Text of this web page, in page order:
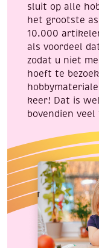
sluit op alle
het grootste
10.000
als voordeel
zodat u niet
hoeft te
keer! Dat is
bovendien